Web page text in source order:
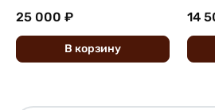
25 000 ₽
В корзину
14